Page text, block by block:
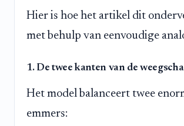
Hier is hoe het artikel dit
met behulp van eenvoudige
1. De twee kanten van de
Het model balanceert twee
emmers: